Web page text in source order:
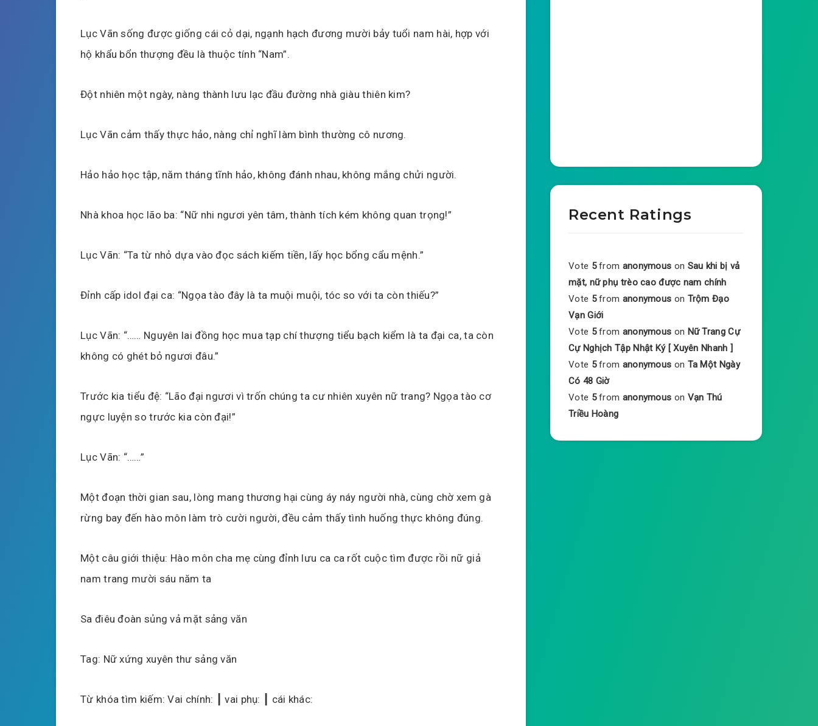
Lục Vãn sống được giống cái cỏ dại, ngạnh hạch đương mười bảy tuổi nam hài, hợp với
hộ khẩu bổn thượng đều là thuộc tính “Nam”.
Đột nhiên một ngày, nàng thành lưu lạc đầu đường nhà giàu thiên kim?
Lục Vãn cảm thấy thực hảo, nàng chỉ nghĩ làm bình thường cô nương.
Hảo hảo học tập, năm tháng tĩnh hảo, không đánh nhau, không mắng chửi người.
Nhà khoa học lão ba: “Nữ nhi ngươi yên tâm, thành tích kém không quan trọng!”
Lục Vãn: “Ta từ nhỏ dựa vào đọc sách kiếm tiền, lấy học bổng cẩu mệnh.”
Đỉnh cấp idol đại ca: “Ngọa tào đây là ta muội muội, tóc so với ta còn thiếu?”
Lục Vãn: “…… Nguyên lai đồng học mua tạp chí thượng tiểu bạch kiểm là ta đại ca, ta còn
không có ghét bỏ ngươi đâu.”
Trước kia tiểu đệ: “Lão đại ngươi vì trốn chúng ta cư nhiên xuyên nữ trang? Ngọa tào cơ
ngực luyện so trước kia còn đại!”
Lục Vãn: “……”
Một đoạn thời gian sau, lòng mang thương hại cùng áy náy người nhà, cùng chờ xem gà
rừng bay đến hào môn làm trò cười người, đều cảm thấy tình huống thực không đúng.
Một câu giới thiệu: Hào môn cha mẹ cùng đỉnh lưu ca ca rốt cuộc tìm được rồi nữ giả
nam trang mười sáu năm ta
Sa điêu đoàn sủng vả mặt sảng văn
Tag: Nữ xứng xuyên thư sảng văn
Từ khóa tìm kiếm: Vai chính: ┃ vai phụ: ┃ cái khác:
Recent Ratings
Vote 5 from anonymous on Sau khi bị vả
mặt, nữ phụ trèo cao được nam chính
Vote 5 from anonymous on Trộm Đạo
Vạn Giới
Vote 5 from anonymous on Nữ Trang Cự
Cự Nghịch Tập Nhật Ký [ Xuyên Nhanh ]
Vote 5 from anonymous on Ta Một Ngày
Có 48 Giờ
Vote 5 from anonymous on Vạn Thú
Triều Hoàng